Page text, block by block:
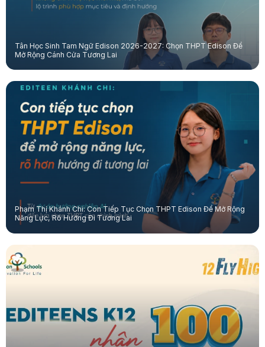
Tân Học Sinh Tam Ngữ Edison 2026-2027: Chọn THPT Edison Để
Mở Rộng Cánh Cửa Tương Lai
Phạm Thị Khánh Chi: Con Tiếp Tục Chọn THPT Edison Để Mở Rộng
Năng Lực, Rõ Hướng Đi Tương Lai